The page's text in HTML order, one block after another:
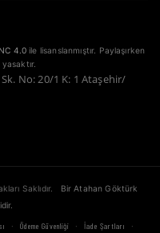
4.0 ile lisanslanmıştır. Paylaşırken
No: 20/1 K: 1 Ataşehir/
Saklıdır.
Bir Atahan Göktürk
· Ödeme Güvenliği · İade Şartları ·